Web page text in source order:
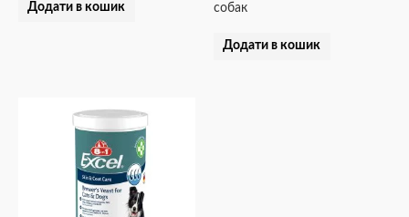
Додати в кошик
собак
Додати в кошик